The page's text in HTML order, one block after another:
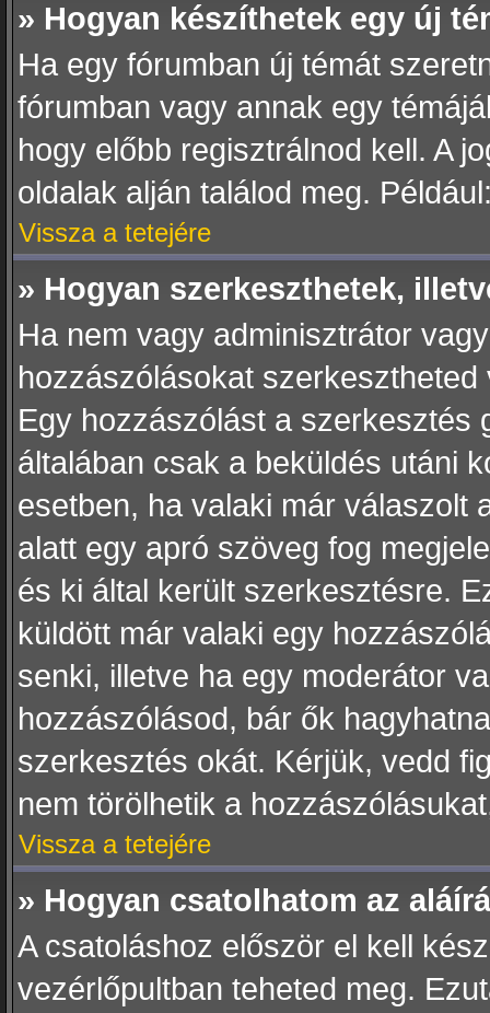
» Hogyan készíthetek egy új
Ha egy fórumban új témát
fórumban vagy annak egy
hogy előbb regisztrálnod kell. A
oldalak alján találod meg.
Vissza a tetejére
» Hogyan szerkeszthetek,
Ha nem vagy adminisztrátor
hozzászólásokat
Egy hozzászólást a szerkesztés
általában csak a beküldés utáni
esetben, ha valaki már válaszolt
alatt egy apró szöveg fog
és ki által került szerkesztésre.
küldött már valaki egy
senki, illetve ha egy moderátor
hozzászólásod, bár ők
szerkesztés okát. Kérjük, vedd
nem törölhetik a
Vissza a tetejére
» Hogyan csatolhatom az
A csatoláshoz először el kell
vezérlőpultban teheted meg.